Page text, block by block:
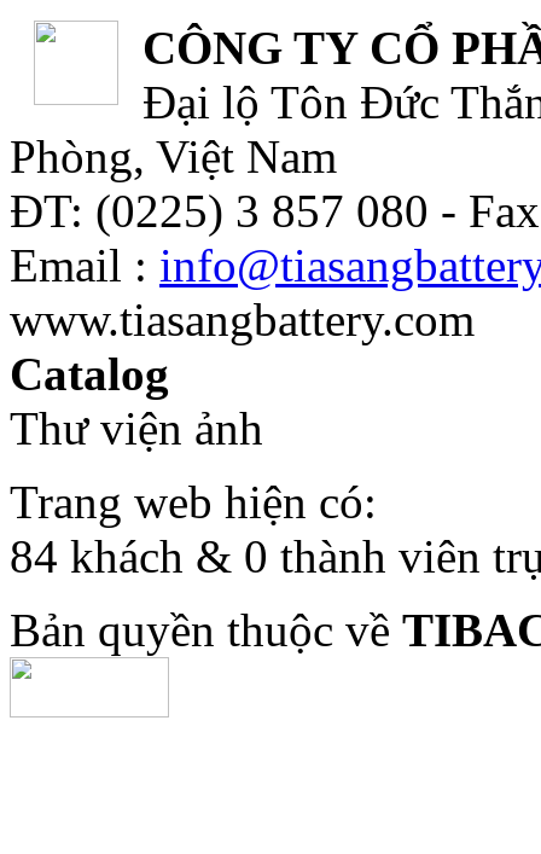
CÔNG TY CỔ
Đại lộ Tôn Đức
Phòng, Việt Nam
ĐT: (0225) 3 857 080 -
Email :
www.tiasangbattery.com
Catalog
Thư viện ảnh
Trang web hiện có:
84 khách & 0 thành viên
Bản quyền thuộc về